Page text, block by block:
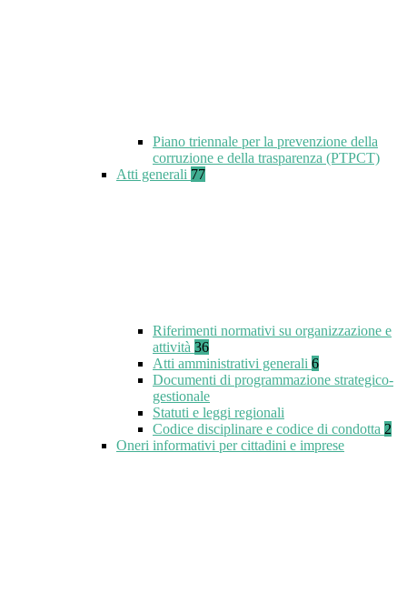
Piano triennale per la prevenzione della
corruzione e della trasparenza (PTPCT)
Atti generali 77
Riferimenti normativi su organizzazione e
attività 36
Atti amministrativi generali 6
Documenti di programmazione strategico-
gestionale
Statuti e leggi regionali
Codice disciplinare e codice di condotta 2
Oneri informativi per cittadini e imprese